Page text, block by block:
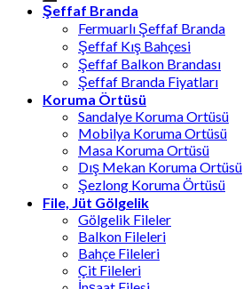
Şeffaf Branda
Fermuarlı Şeffaf Branda
Şeffaf Kış Bahçesi
Şeffaf Balkon Brandası
Şeffaf Branda Fiyatları
Koruma Örtüsü
Sandalye Koruma Ortüsü
Mobilya Koruma Ortüsü
Masa Koruma Ortüsü
Dış Mekan Koruma Ortüsü
Şezlong Koruma Örtüsü
File, Jüt Gölgelik
Gölgelik Fileler
Balkon Fileleri
Bahçe Fileleri
Çit Fileleri